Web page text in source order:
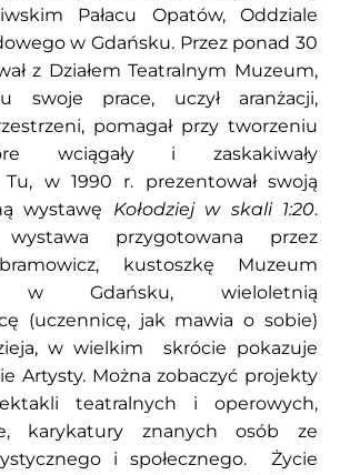
Pałacu Opatów, Oddziale
w Gdańsku. Przez ponad 30
z Działem Teatralnym Muzeum,
swoje prace, uczył aranżacji,
pomagał przy tworzeniu
wciągały i zaskakiwały
Tu, w 1990 r. prezentował swoją
wystawę Kołodziej w skali 1:20.
wystawa przygotowana przez
kustoszkę Muzeum
w Gdańsku, wieloletnią
(uczennicę, jak mawia o sobie)
w wielkim skrócie pokazuje
Artysty. Można zobaczyć projekty
teatralnych i operowych,
karykatury znanych osób ze
i społecznego. Życie